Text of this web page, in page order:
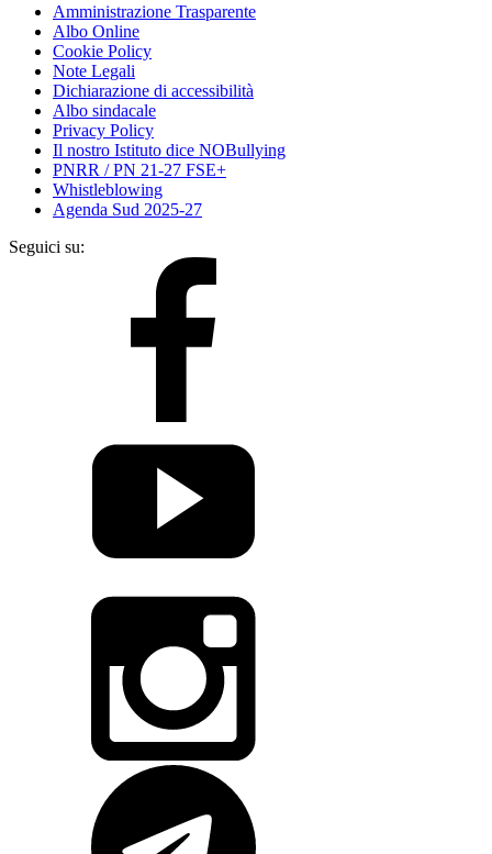
Amministrazione Trasparente
Albo Online
Cookie Policy
Note Legali
Dichiarazione di accessibilità
Albo sindacale
Privacy Policy
Il nostro Istituto dice NOBullying
PNRR / PN 21-27 FSE+
Whistleblowing
Agenda Sud 2025-27
Seguici su: